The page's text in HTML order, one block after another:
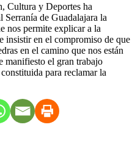
Cultura y Deportes ha
de Guadalajara la
nos permite explicar a la
insistir en el compromiso de que
en el camino que nos están
manifiesto el gran trabajo
para reclamar la